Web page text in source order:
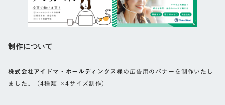
制作について
株式会社アイドマ・ホールディングス様 の広告用のバナーを制作いたし
ました。（4種類 ×4サイズ制作）